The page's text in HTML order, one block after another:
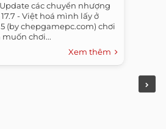
các chuyển nhượng
- Việt hoá mình lấy ở
(by chepgamepc.com) chơi
muốn chơi...
Xem thêm